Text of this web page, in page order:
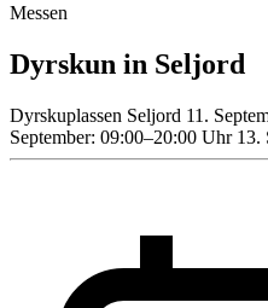
Messen
Dyrskun in Seljord
Dyrskuplassen Seljord 11.
September: 09:00–20:00 Uhr